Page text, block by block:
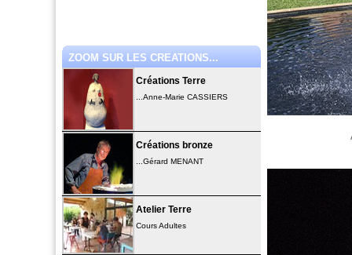
ZOOM SUR LES CREATIONS...
Créations Terre
...Anne-Marie CASSIERS
Créations bronze
...Gérard MENANT
Atelier Terre
Cours Adultes